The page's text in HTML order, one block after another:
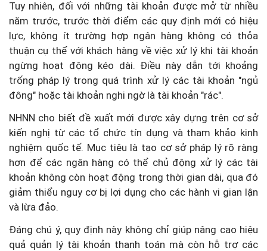
Tuy nhiên, đối với những tài khoản được mở từ nhiều
năm trước, trước thời điểm các quy định mới có hiệu
lực, không ít trường hợp ngân hàng không có thỏa
thuận cụ thể với khách hàng về việc xử lý khi tài khoản
ngừng hoạt động kéo dài. Điều này dẫn tới khoảng
trống pháp lý trong quá trình xử lý các tài khoản "ngủ
đông" hoặc tài khoản nghi ngờ là tài khoản "rác".
NHNN cho biết đề xuất mới được xây dựng trên cơ sở
kiến nghị từ các tổ chức tín dụng và tham khảo kinh
nghiệm quốc tế. Mục tiêu là tạo cơ sở pháp lý rõ ràng
hơn để các ngân hàng có thể chủ động xử lý các tài
khoản không còn hoạt động trong thời gian dài, qua đó
giảm thiểu nguy cơ bị lợi dụng cho các hành vi gian lận
và lừa đảo.
Đáng chú ý, quy định này không chỉ giúp nâng cao hiệu
quả quản lý tài khoản thanh toán mà còn hỗ trợ các